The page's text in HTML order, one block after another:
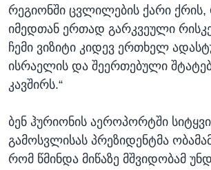
რეგიონში ცვლილების ქარი
იმედთან ერთად გარკვეული
ჩემი ვიზიტი კიდევ ერთხელ
ისრაელის და შეერთებული
კავშირს.“
ბენ ჰურიონის აეროპორტში
გამოსვლისას პრეზიდენტმა
რომ წმინდა მიწაზე მშვიდობამ